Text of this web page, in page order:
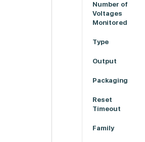
Number of
Voltages
Monitored
Type
Output
Packaging
Reset
Timeout
Family